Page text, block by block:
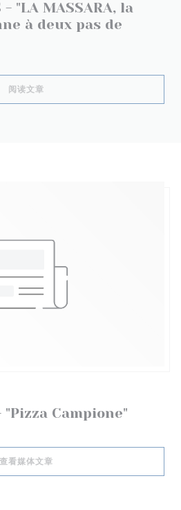
- "LA MASSARA, la
à deux pas de
阅读文章((在新窗口中打开))
"Pizza Campione"
查看媒体文章((在新窗口中打开))